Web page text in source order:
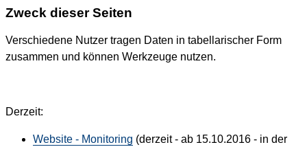
Zweck dieser Seiten
Verschiedene Nutzer tragen Daten in tabellarischer Form
zusammen und können Werkzeuge nutzen.
Derzeit:
Website - Monitoring (derzeit - ab 15.10.2016 - in der